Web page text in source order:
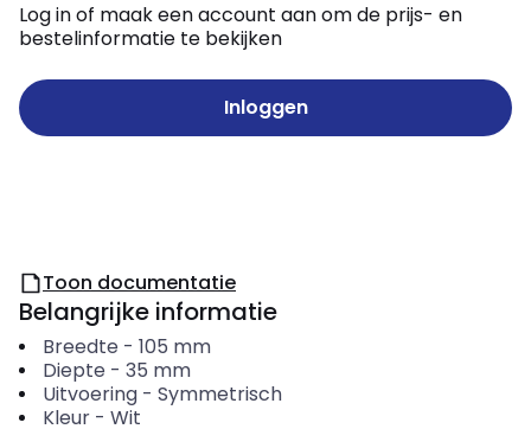
Log in of maak een account aan om de prijs- en
bestelinformatie te bekijken
Inloggen
Toon documentatie
Belangrijke informatie
Breedte - 105 mm
Diepte - 35 mm
Uitvoering- Symmetrisch
Kleur- Wit